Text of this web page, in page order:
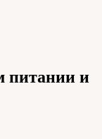
питании и